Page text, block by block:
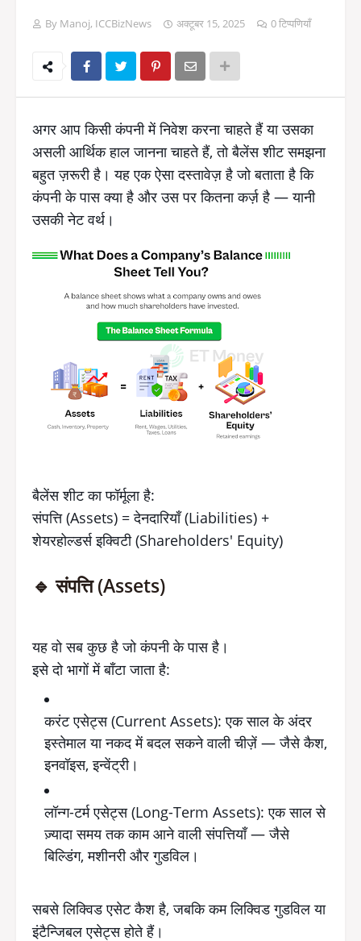
By Manoj, ICCBizNews अक्टूबर 15, 2025 0 टिप्पणियाँ
अगर आप किसी कंपनी में निवेश करना चाहते हैं या उसका
असली आर्थिक हाल जानना चाहते हैं, तो बैलेंस शीट समझना
बहुत ज़रूरी है। यह एक ऐसा दस्तावेज़ है जो बताता है कि
कंपनी के पास क्या है और उस पर कितना कर्ज़ है — यानी
उसकी नेट वर्थ।
बैलेंस शीट का फॉर्मूला है:
संपत्ति (Assets) = देनदारियाँ (Liabilities) +
शेयरहोल्डर्स इक्विटी (Shareholders' Equity)
🔹 संपत्ति (Assets)
यह वो सब कुछ है जो कंपनी के पास है।
इसे दो भागों में बाँटा जाता है:
करंट एसेट्स (Current Assets): एक साल के अंदर
इस्तेमाल या नकद में बदल सकने वाली चीज़ें — जैसे कैश,
इनवॉइस, इन्वेंट्री।
लॉन्ग-टर्म एसेट्स (Long-Term Assets): एक साल से
ज़्यादा समय तक काम आने वाली संपत्तियाँ — जैसे
बिल्डिंग, मशीनरी और गुडविल।
सबसे लिक्विड एसेट कैश है, जबकि कम लिक्विड गुडविल या
इंटैन्जिबल एसेट्स होते हैं।